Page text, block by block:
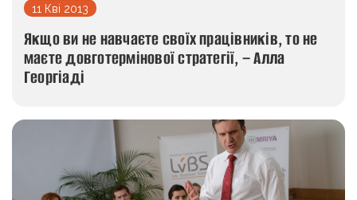
11 Кві 2013
Якщо ви не навчаєте своїх працівників, то не
маєте довготермінової стратегії, – Алла
Георгіаді